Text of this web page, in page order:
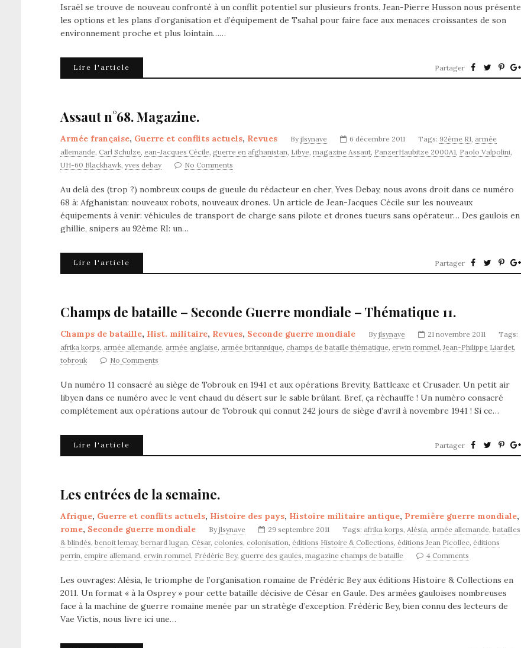
Israël se trouve de nouveau confronté à un conflit potentiel sur plusieurs fronts. Jean-Pierre Husson nous présente
les options et les plans d’organisation et d’équipement de Tsahal pour faire face aux menaces croissantes de son
environnement proche et plus lointain……
Lire l'article Partager
Assaut n°68. Magazine.
Armée française, Guerre et conflits actuels, Revues By jlsynave 6 décembre 2011 Tags: 92ème RI, armée
allemande, Carl Schulze, ean-Jacques Cécile, guerre en afghanistan, Libye, magazine Assaut, PanzerHaubitze 2000A1, Paolo Valpolini,
UH-60 Blackhawk, yves debay No Comments
Au delà des (trop ?) nombreux coups de gueule du rédacteur en cher, Yves Debay, nous avons droit dans ce numéro
68 à: Afghanistan: nouveaux robots, nouveaux drones. Un article de Jean-Jacques Cécile sur les nouveaux
équipements à venir: véhicules de transport de charge sans pilote et drones tueurs sans opérateur… Des gaulois en
ghillie, snipers au 92ème RI: un…
Lire l'article Partager
Champs de bataille – Seconde Guerre mondiale – Thématique 11.
Champs de bataille, Hist. militaire, Revues, Seconde guerre mondiale By jlsynave 21 novembre 2011
Tags:
afrika korps, armée allemande, armée anglaise, armée britannique, champs de bataille thématique, erwin rommel,Jean-Philippe Liardet,
tobrouk
No Comments
Un numéro 11 consacré au siège de Tobrouk en 1941 et aux opérations Brevity, Battleaxe et Crusader. Un petit air
libyen dans ce numéro avec le vent chaud du désert sur le sable brûlant. Bref, ça réchauffe ! Un numéro consacré
complétement aux opérations autour de Tobrouk qui connut 242 jours de siège d’avril à novembre 1941 ! Si ce…
Lire l'article Partager
Les entrées de la semaine.
Afrique, Guerre et conflits actuels, Histoire des pays, Histoire militaire antique, Première guerre mondiale,
rome, Seconde guerre mondiale By jlsynave 29 septembre 2011 Tags: afrika korps, Alésia, armée allemande, batailles
& blindés, benoit lemay, bernard lugan, César, colonies, colonisation, éditions Histoire & Collections, éditions Jean Picollec, éditions
perrin, empire allemand, erwin rommel, Frédéric Bey, guerre des gaules, magazine champs de bataille 4 Comments
Les ouvrages: Alésia, le triomphe de l’organisation romaine de Frédéric Bey aux éditions Histoire & Collections en
2011. Un format « à la Osprey » pour cette bataille décisive de César en Gaule. Des armées gauloises nombreuses
face à la machine de guerre romaine menée par un stratège d’exception. Frédéric Bey, bien connu des lecteurs de
Vae Victis, nous livre ici une…